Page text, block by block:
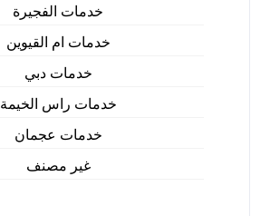
خدمات الفجيرة
خدمات ام القيوين
خدمات دبي
خدمات راس الخيمة
خدمات عجمان
غير مصنف